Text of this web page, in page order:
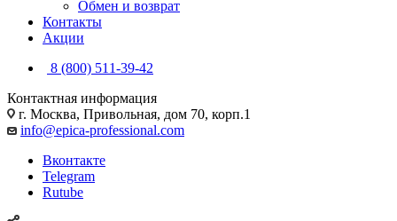
Обмен и возврат
Контакты
Акции
8 (800) 511-39-42
Контактная информация
г. Москва, Привольная, дом 70, корп.1
info@epica-professional.com
Вконтакте
Telegram
Rutube